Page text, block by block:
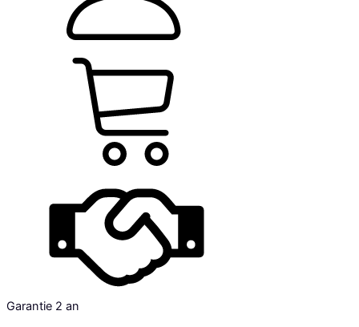
Garantie 2 an